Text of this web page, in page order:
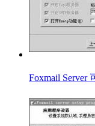
Foxmail Server